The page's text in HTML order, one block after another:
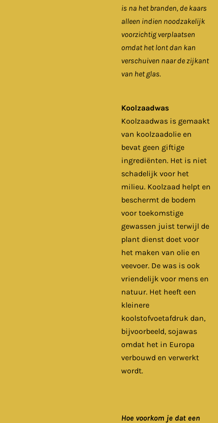
is na het branden, de kaars
alleen indien noodzakelijk
voorzichtig verplaatsen
omdat het lont dan kan
verschuiven naar de zijkant
van het glas.
Koolzaadwas
Koolzaadwas is gemaakt
van koolzaadolie en
bevat geen giftige
ingrediënten. Het is niet
schadelijk voor het
milieu. Koolzaad helpt en
beschermt de bodem
voor toekomstige
gewassen juist terwijl de
plant dienst doet voor
het maken van olie en
veevoer. De was is ook
vriendelijk voor mens en
natuur. Het heeft een
kleinere
koolstofvoetafdruk dan,
bijvoorbeeld, sojawas
omdat het in Europa
verbouwd en verwerkt
wordt.
Hoe voorkom je dat een